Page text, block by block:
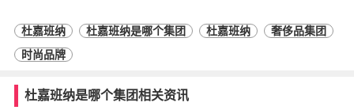
杜嘉班纳 杜嘉班纳是哪个集团 杜嘉班纳
奢侈品集团
时尚品牌
杜嘉班纳是哪个集团相关资讯